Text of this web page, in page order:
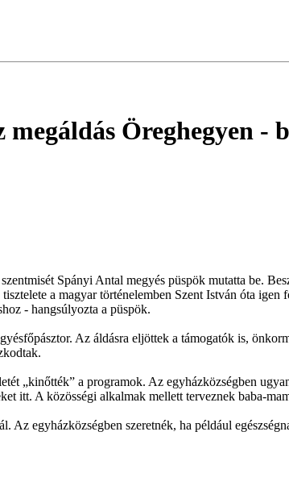
megáldás Öreghegyen -
Spányi Antal megyés püspök mutatta be.
a magyar történelemben Szent István óta
- hangsúlyozta a püspök.
Az áldásra eljöttek a támogatók is,
„kinőtték” a programok. Az egyházközségben
itt. A közösségi alkalmak mellett terveznek baba-
egyházközségben szeretnék, ha például